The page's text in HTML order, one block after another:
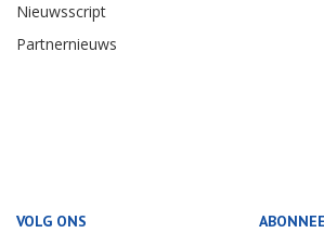
Nieuwsscript
Partnernieuws
VOLG ONS